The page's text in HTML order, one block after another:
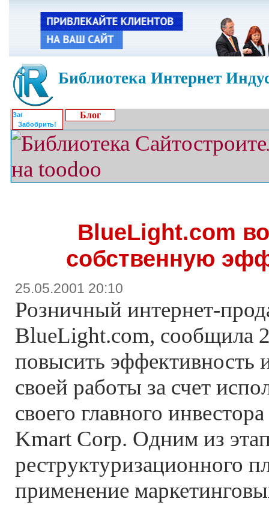
Библиотека Интернет
Забобрить!
Блог
BlueLight.com
собственную
25.05.2001 20:10
Розничный интернет-
BlueLight.com, сообщила
повысить эффективность
своей работы за счет
своего главного
Kmart Corp. Одним из
реструктуризационного
применение